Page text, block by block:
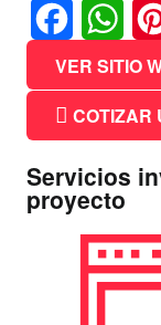
Facebook
VER SITIO
COTIZAR
Servicios
proyecto